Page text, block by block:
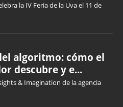
la IV Feria de la Uva el 11 de
algoritmo: cómo el
descubre y e...
& Imagination de la agencia